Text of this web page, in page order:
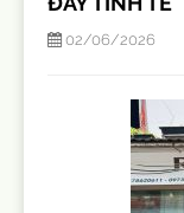
02/06/2026